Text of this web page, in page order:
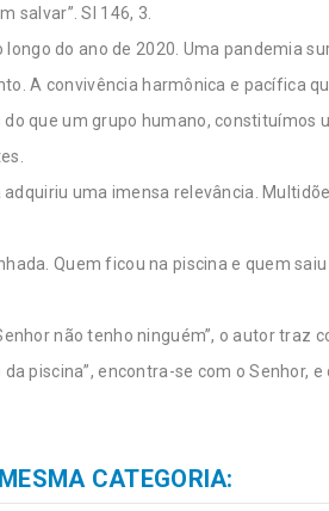
salvar”. Sl 146, 3.
do ano de 2020. Uma pandemia
A convivência harmônica e pacífica
que um grupo humano,
uma imensa relevância.
Quem ficou na piscina e quem
não tenho ninguém”, o autor
piscina”, encontra-se com o Senhor,
CATEGORIA: